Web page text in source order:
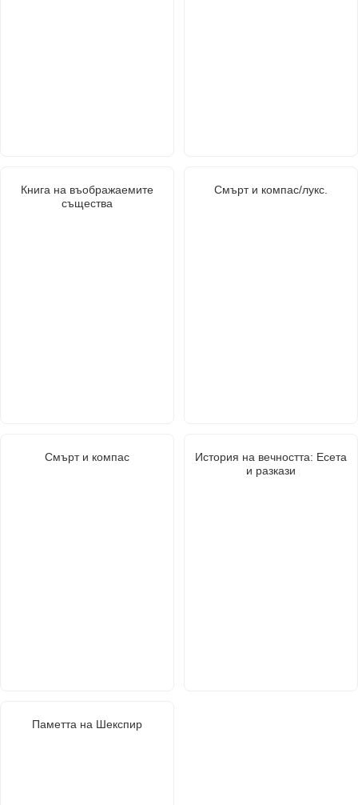
Книга на въображаемите
същества
Смърт и компас/лукс.
Смърт и компас
История на вечността: Есета
и разкази
Паметта на Шекспир